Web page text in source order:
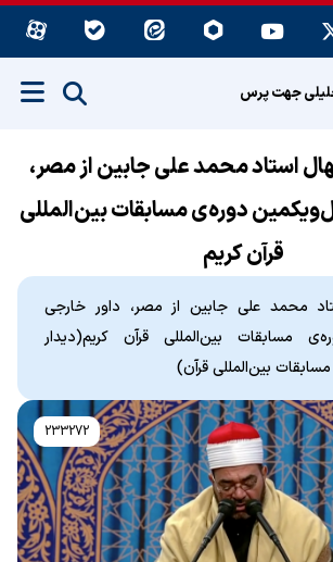
جهت پرس
استاد محمد علی جابین از مصر،
دوره‌ی مسابقات بین‌المللی
قرآن کریم
محمد علی جابین از مصر، داور خارجی
مسابقات بین‌المللی قرآن کریم(دیدار
بین‌المللی قرآن)
233272